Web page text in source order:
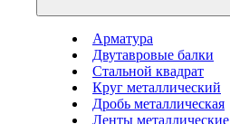
Арматура
Двутавровые балки
Стальной квадрат
Круг металлический
Дробь металлическая
Ленты металлические